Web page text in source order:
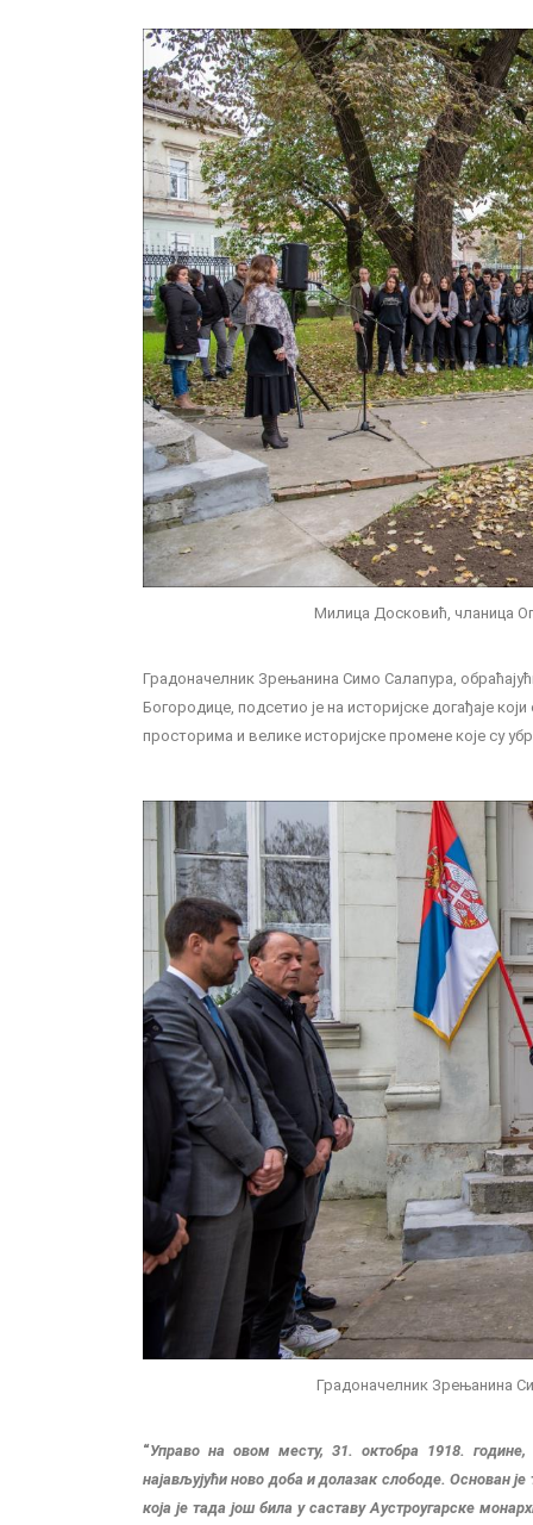
Милица Досковић, чланица
Градоначелник Зрењанина Симо Салапура,
Богородице, подсетио је на историјске догађаје
просторима и велике историјске промене које су
Градоначелник Зрењанина
“Управо на овом месту, 31. октобра 1918. године,
најављујући ново доба и долазак слободе.Основан је
која је тада још била у саставу Аустроугарске